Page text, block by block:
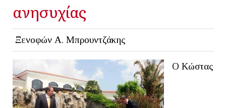
ανησυχίας
Ξενοφών Α. Μπρουντζάκης
Ο Κώστας